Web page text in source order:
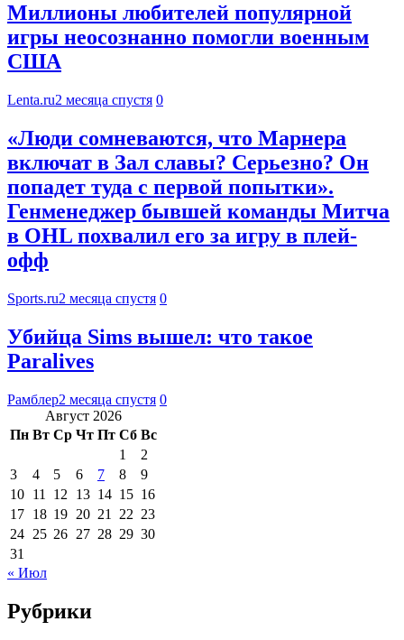
Миллионы любителей популярной
игры неосознанно помогли военным
США
Lenta.ru2 месяца спустя 0
«Люди сомневаются, что Марнера
включат в Зал славы? Серьезно? Он
попадет туда с первой попытки».
Генменеджер бывшей команды Митча
в OHL похвалил его за игру в плей-
офф
Sports.ru2 месяца спустя 0
Убийца Sims вышел: что такое
Paralives
Рамблер2 месяца спустя 0
Август 2026
Пн Вт Ср Чт Пт Сб Вс
1
2
3
4 5 6 7 8
9
10 11 12 13 14 15 16
17 18 19 20 21 22 23
24 25 26 27 28 29 30
31
« Июл
Рубрики